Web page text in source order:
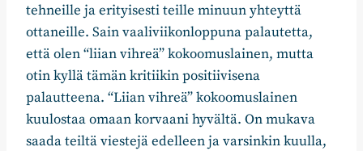
tehneille ja erityisesti teille minuun yhteyttä
ottaneille. Sain vaaliviikonloppuna palautetta,
että olen “liian vihreä” kokoomuslainen, mutta
otin kyllä tämän kritiikin positiivisena
palautteena. “Liian vihreä” kokoomuslainen
kuulostaa omaan korvaani hyvältä. On mukava
saada teiltä viestejä edelleen ja varsinkin kuulla,